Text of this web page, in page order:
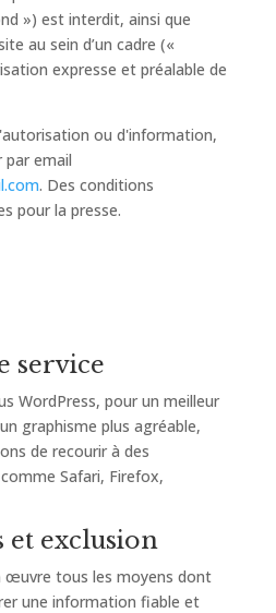
») est interdit, ainsi que
au sein d’un cadre («
expresse et préalable de
ou d'information,
email
. Des conditions
pour la presse.
service
WordPress, pour un meilleur
graphisme plus agréable,
de recourir à des
Safari, Firefox,
exclusion
œuvre tous les moyens dont
une information fiable et